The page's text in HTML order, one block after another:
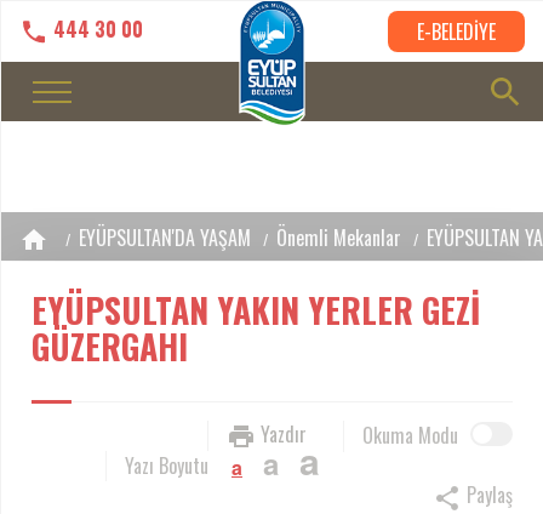
444 30 00 E-BELEDİYE
EYÜPSULTAN'DA YAŞAM Önemli Mekanlar EYÜPSULTAN
EYÜPSULTAN YAKIN YERLER GEZİ
GÜZERGAHI
Okuma Modu
Yazdır
Yazı Boyutu
a a a
Paylaş